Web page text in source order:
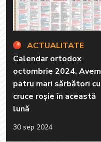
ACTUALITATE
Calendar ortodox
octombrie 2024. Avem
patru mari sărbători cu
cruce roșie în această
lună
30 sep 2024